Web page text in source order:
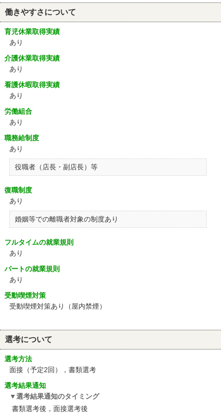
働きやすさについて
育児休業取得実績
あり
介護休業取得実績
あり
看護休暇取得実績
あり
労働組合
あり
職務給制度
あり
役職者（店長・副店長）等
復職制度
あり
婚姻等での離職者対象の制度あり
フルタイムの就業規則
あり
パートの就業規則
あり
受動喫煙対策
受動喫煙対策あり（屋内禁煙）
選考について
選考方法
面接（予定2回），書類選考
選考結果通知
選考結果通知のタイミング
書類選考後，面接選考後